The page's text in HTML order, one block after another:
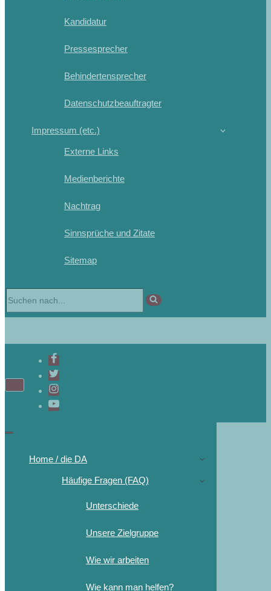
Kandidatur
Pressesprecher
Behindertensprecher
Datenschutzbeauftragter
Impressum (etc.)
Externe Links
Medienberichte
Nachtrag
Sinnsprüche und Zitate
Sitemap
Home / die DA
Häufige Fragen (FAQ)
Unterschiede
Unsere Zielgruppe
Wie wir arbeiten
Wie kann man helfen?